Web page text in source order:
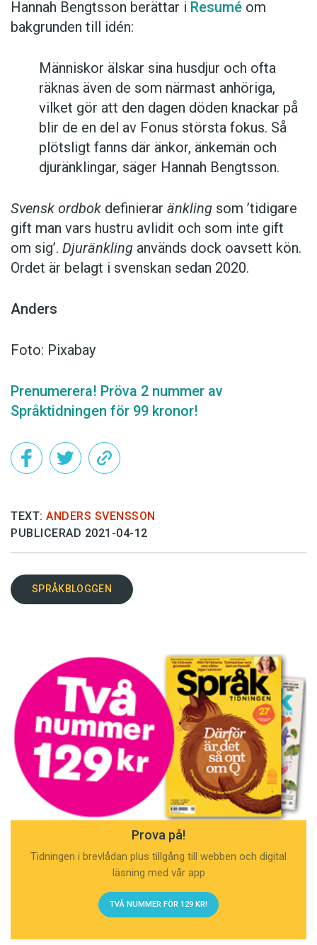
Hannah Bengtsson berättar i Resumé om
bakgrunden till idén:
Människor älskar sina husdjur och ofta
räknas även de som närmast anhöriga,
vilket gör att den dagen döden knackar på
blir de en del av Fonus största fokus. Så
plötsligt fanns där änkor, änkemän och
djuränklingar, säger Hannah Bengtsson.
Svensk ordbok definierar änkling som ’tidigare
gift man vars hustru av­lidit och som inte gift
om sig’. Djuränkling används dock oavsett kön.
Ordet är belagt i svenskan sedan 2020.
Anders
Foto: Pixabay
Prenumerera! Pröva 2 nummer av
Språktidningen för 99 kronor!
TEXT: ANDERS SVENSSON
PUBLICERAD 2021-04-12
SPRÅKBLOGGEN
Prova på!
Tidningen i brevlådan plus tillgång till webben och digital
läsning med vår app
TVÅ NUMMER FÖR 129 KR!